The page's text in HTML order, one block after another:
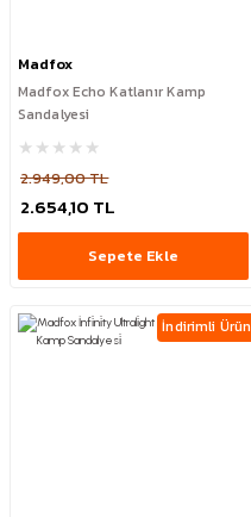
Madfox
Madfox Echo Katlanır Kamp
Sandalyesi
2.949,00 TL
2.654,10 TL
Sepete Ekle
İndirimli Ürün